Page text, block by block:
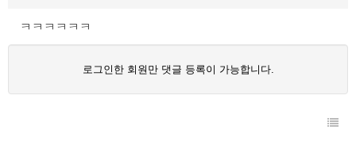
ㅋㅋㅋㅋㅋㅋ
로그인한 회원만 댓글 등록이 가능합니다.